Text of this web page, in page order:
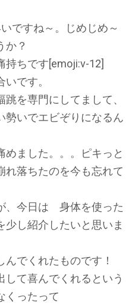
ですね～。じめじめ～
か？
持ちです[emoji:v-12]
です。
を専門にしてまして、
勢いでエビぞりになるん
めました。。。ピキっと
れ落ちたのを今も忘れて
、今日は 身体を使った
し紹介したいと思いま
でくれたものです！
して喜んでくれるという
くったって